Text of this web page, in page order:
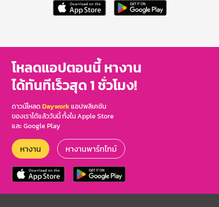
โหลดแอปตอนนี้ หางาน
ได้ทันทีเร็วสุด 1 ชั่วโมง!
ดาวน์โหลดDayworkแอปพลิเคชัน
ของเราได้แล้ววันนี้ ทั้งใน Apple Store
และ Google Play
หางาน หางานพาร์ทไทม์